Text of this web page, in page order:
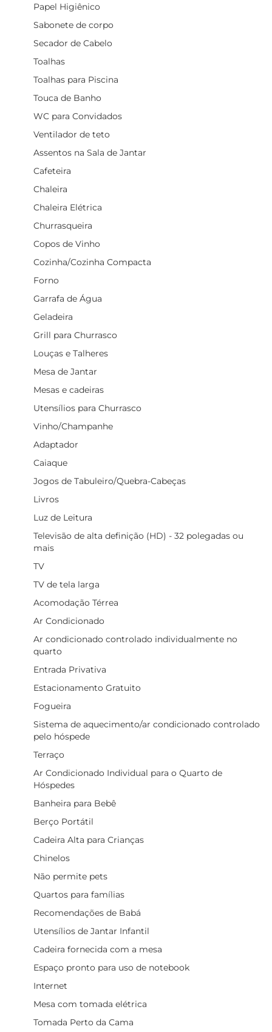
Papel Higiênico
Sabonete de corpo
Secador de Cabelo
Toalhas
Toalhas para Piscina
Touca de Banho
WC para Convidados
Ventilador de teto
Assentos na Sala de Jantar
Cafeteira
Chaleira
Chaleira Elétrica
Churrasqueira
Copos de Vinho
Cozinha/Cozinha Compacta
Forno
Garrafa de Água
Geladeira
Grill para Churrasco
Louças e Talheres
Mesa de Jantar
Mesas e cadeiras
Utensílios para Churrasco
Vinho/Champanhe
Adaptador
Caiaque
Jogos de Tabuleiro/Quebra-Cabeças
Livros
Luz de Leitura
Televisão de alta definição (HD) - 32 polegadas ou
mais
TV
TV de tela larga
Acomodação Térrea
Ar Condicionado
Ar condicionado controlado individualmente no
quarto
Entrada Privativa
Estacionamento Gratuito
Fogueira
Sistema de aquecimento/ar condicionado controlado
pelo hóspede
Terraço
Ar Condicionado Individual para o Quarto de
Hóspedes
Banheira para Bebê
Berço Portátil
Cadeira Alta para Crianças
Chinelos
Não permite pets
Quartos para famílias
Recomendações de Babá
Utensílios de Jantar Infantil
Cadeira fornecida com a mesa
Espaço pronto para uso de notebook
Internet
Mesa com tomada elétrica
Tomada Perto da Cama